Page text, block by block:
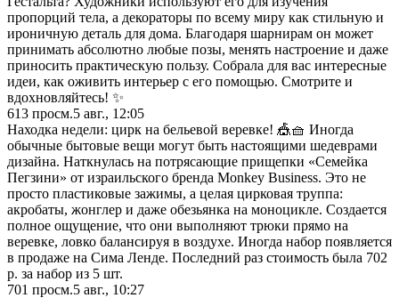
пропорций тела, а декораторы по всему миру как стильную и
ироничную деталь для дома. Благодаря шарнирам он может
принимать абсолютно любые позы, менять настроение и даже
приносить практическую пользу. Собрала для вас интересные
идеи, как оживить интерьер с его помощью. Смотрите и
вдохновляйтесь! ✨
613 просм.5 авг., 12:05
Находка недели: цирк на бельевой веревке! 🎪🧺 Иногда
обычные бытовые вещи могут быть настоящими шедеврами
дизайна. Наткнулась на потрясающие прищепки «Семейка
Пегзини» от израильского бренда Monkey Business. Это не
просто пластиковые зажимы, а целая цирковая труппа:
акробаты, жонглер и даже обезьянка на моноцикле. Создается
полное ощущение, что они выполняют трюки прямо на
веревке, ловко балансируя в воздухе. Иногда набор появляется
в продаже на Сима Ленде. Последний раз стоимость была 702
р. за набор из 5 шт.
701 просм.5 авг., 10:27